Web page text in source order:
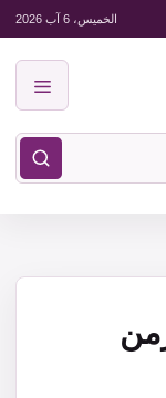
الخميس، 6 آب 2026